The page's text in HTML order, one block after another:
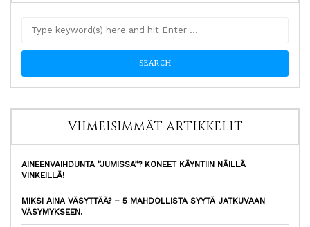
VIIMEISIMMÄT ARTIKKELIT
AINEENVAIHDUNTA ”JUMISSA”? KONEET KÄYNTIIN NÄILLÄ
VINKEILLÄ!
MIKSI AINA VÄSYTTÄÄ? – 5 MAHDOLLISTA SYYTÄ JATKUVAAN
VÄSYMYKSEEN.